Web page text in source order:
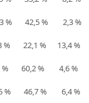
% 42,5 %
22,1 % 13,4
60,2 % 4,6
% 46,7 %